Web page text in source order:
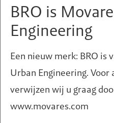
BRO is
Engineering
Een nieuw merk: BRO is
Urban Engineering.
verwijzen wij u graag
www.movares.com